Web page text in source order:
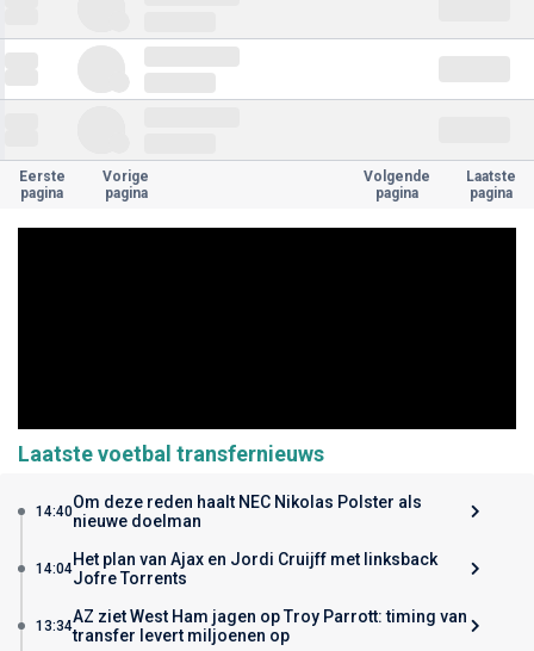
Eerste
pagina
Vorige
pagina
Volgende
pagina
Laatste
pagina
Laatste voetbal transfernieuws
14:40Om deze reden haalt NEC Nikolas Polster als
nieuwe doelman
14:04Het plan van Ajax en Jordi Cruijff met linksback
Jofre Torrents
13:34AZ ziet West Ham jagen op Troy Parrott: timing van
transfer levert miljoenen op